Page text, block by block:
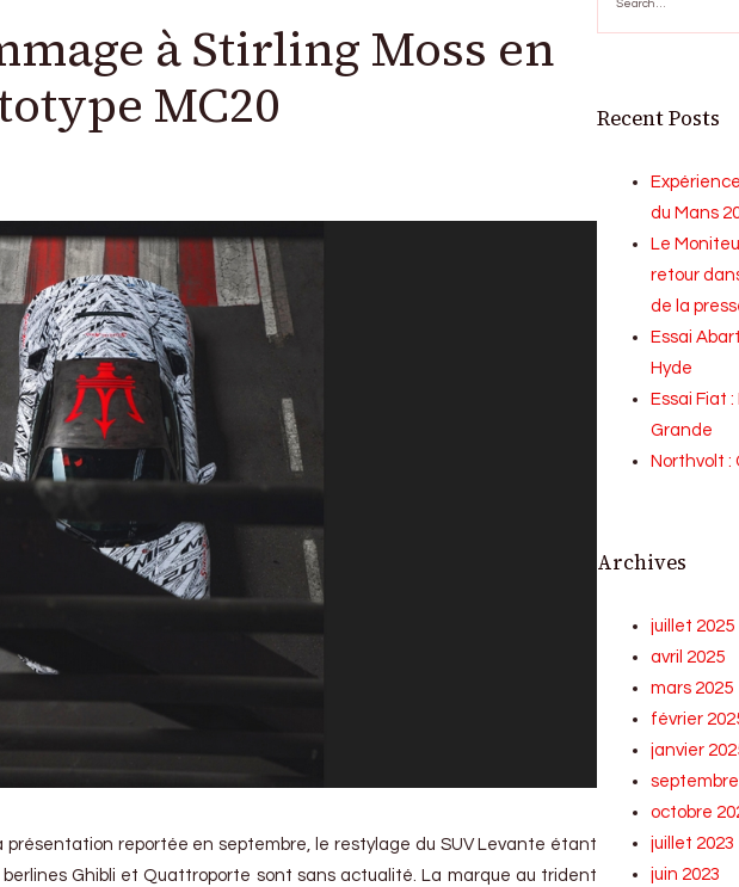
à Stirling Moss en
MC20
présentation reportée en septembre, le restylage du SUV Levante étant
Ghibli et Quattroporte sont sans actualité. La marque au trident
Recent Posts
du Mans
Le
retour
de la
Essai
Hyde
Essai Fiat
Grande
Northvolt :
Archives
juillet 2025
avril 2025
mars 2025
février
janvier
octobre
juillet 2023
juin 2023